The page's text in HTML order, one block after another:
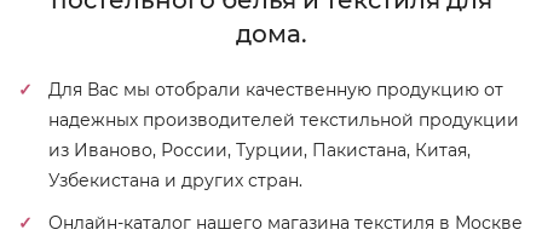
дома.
Для Вас мы отобрали качественную продукцию от
надежных производителей текстильной продукции
из Иваново, России, Турции, Пакистана, Китая,
Узбекистана и других стран.
Онлайн-каталог нашего магазина текстиля в Москве